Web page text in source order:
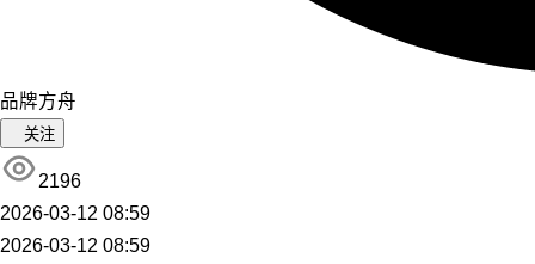
品牌方舟
关注
2196
2026-03-12 08:59
2026-03-12 08:59